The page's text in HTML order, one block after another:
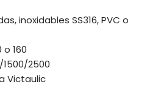
inoxidables SS316, PVC o
o 160
2500
Victaulic